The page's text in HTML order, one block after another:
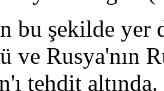
bu şekilde yer
ve Rusya'nın
tehdit altında.